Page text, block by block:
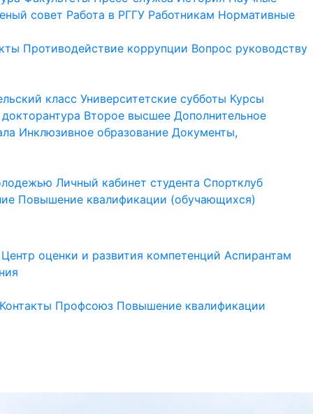
совет Работа в РГГУ Работникам Нормативные
Противодействие коррупции Вопрос руководству
класс Университетские субботы Курсы
Второе высшее Дополнительное
Инклюзивное образование Документы,
Личный кабинет студента Спортклуб
Повышение квалификации (обучающихся)
Центр оценки и развития компетенций Аспирантам
Контакты Профсоюз Повышение квалификации